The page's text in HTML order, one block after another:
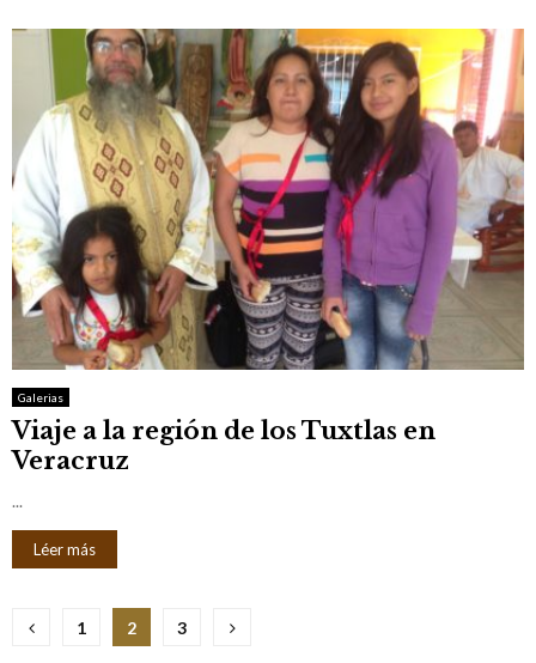
Galerias
Viaje a la región de los Tuxtlas en
Veracruz
...
Léer más
N
1 2 3